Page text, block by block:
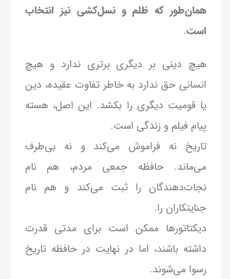
همان‌طور که ظلم و نسل‌کشی نیز انتخاب
است.
هیچ دینی بر دیگری برتری ندارد و هیچ
انسانی حق ندارد به خاطر تفاوت عقیده، دین
یا قومیت دیگری را بکشد. این اصل، هسته
پیام فیلم و زندگی است.
تاریخ نه فراموش می‌کند و نه بی‌طرف
می‌ماند. حافظه جمعی مردم، هم نام
نجات‌دهندگان را ثبت می‌کند و هم نام
جنایتکاران را.
دیکتاتورها ممکن است برای مدتی قدرت
داشته باشند، اما در نهایت در حافظه تاریخ
رسوا می‌شوند.